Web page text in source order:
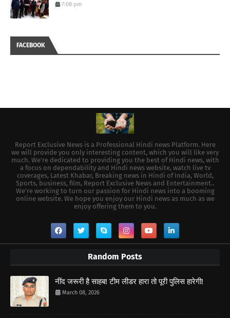
7:08 pm
FACEBOOK
Report Exclusive News is a Professional Hindi news Platform. Here
we will provide you only interesting content, which you will like very
much. We're dedicated to providing you the best of Hindi news, with
a focus on dependability and Hindi news website, watch live tv
coverages, Latest Khabar, Breaking news in Hindi of India, World,
Sports, business, film, Report Exclusive News and Entertainment..
We're working to turn our passion for Hindi news into a booming
online website. We hope you enjoy our Hindi news as much as we
enjoy offering them to you.
Random Posts
नींद जरूरी है साहब! टीम लीडर हारा तो पूरी पुलिस हारेगी!
March 08, 2026